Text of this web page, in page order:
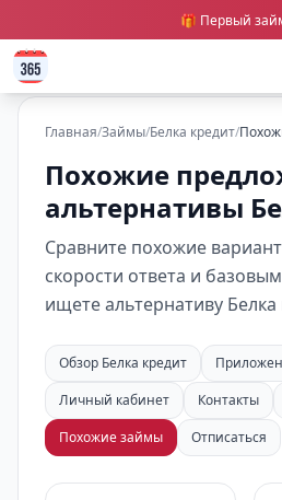
🎁 Первый
Главная/Займы/Белка кредит/
Похожие
альтернативы
Сравните похожие
скорости ответа и
ищете альтернативу Белка
Обзор Белка кредит
Личный кабинет
Контакты
Похожие займы
Отписаться